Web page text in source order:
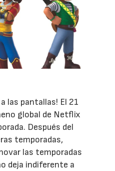
las pantallas! El 21
global de Netflix
Después del
temporadas,
las temporadas
deja indiferente a